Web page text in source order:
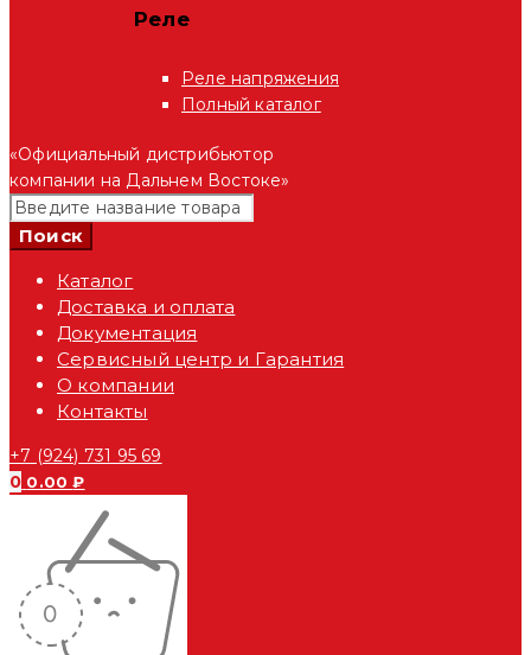
Реле
Реле напряжения
Полный каталог
«Официальный дистрибьютор
компании на Дальнем Востоке»
Каталог
Доставка и оплата
Документация
Сервисный центр и Гарантия
О компании
Контакты
+7 (924) 731 95 69
0 0.00₽